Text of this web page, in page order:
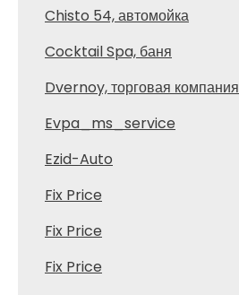
Chisto 54, автомойка
Cocktail Spa, баня
Dvernoy, торговая компания
Evpa_ms_service
Ezid-Auto
Fix Price
Fix Price
Fix Price